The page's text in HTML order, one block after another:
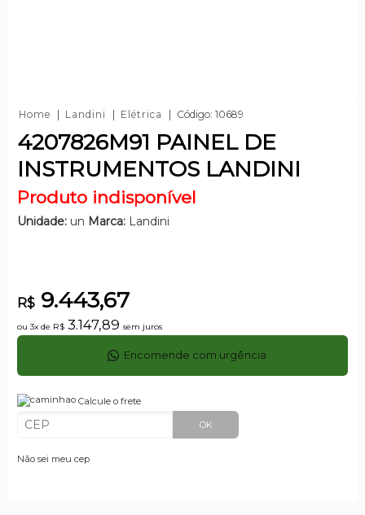
Home Landini Elétrica Código: 10689
4207826M91 PAINEL DE
INSTRUMENTOS LANDINI
Produto indisponível
Unidade:un Marca:Landini
R$9.443,67
ou 3x de R$3.147,89 sem juros
Encomende com urgência
Calcule o frete
OK
Não sei meu cep